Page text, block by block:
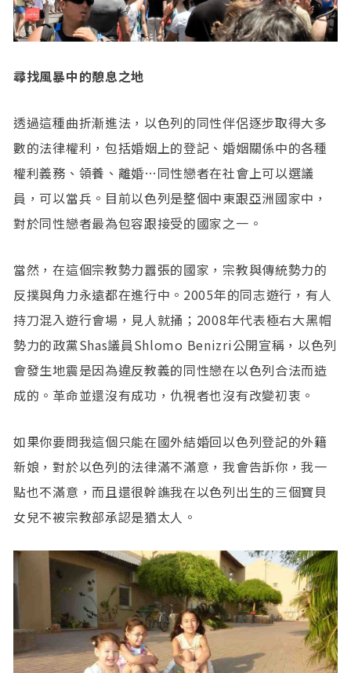
尋找風暴中的憩息之地
透過這種曲折漸進法，以色列的同性伴侶逐步取得大多
數的法律權利，包括婚姻上的登記、婚姻關係中的各種
權利義務、領養、離婚…同性戀者在社會上可以選議
員，可以當兵。目前以色列是整個中東跟亞洲國家中，
對於同性戀者最為包容跟接受的國家之一。
當然，在這個宗教勢力囂張的國家，宗教與傳統勢力的
反撲與角力永遠都在進行中。2005年的同志遊行，有人
持刀混入遊行會場，見人就捅；2008年代表極右大黑帽
勢力的政黨Shas議員Shlomo Benizri公開宣稱，以色列
會發生地震是因為違反教義的同性戀在以色列合法而造
成的。革命並還沒有成功，仇視者也沒有改變初衷。
如果你要問我這個只能在國外結婚回以色列登記的外籍
新娘，對於以色列的法律滿不滿意，我會告訴你，我一
點也不滿意，而且還很幹譙我在以色列出生的三個寶貝
女兒不被宗教部承認是猶太人。